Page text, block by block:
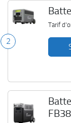
2
Tarif